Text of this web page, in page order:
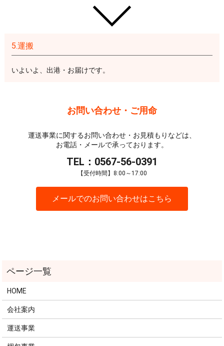
5.運搬
いよいよ、出港・お届けです。
お問い合わせ・ご用命
運送事業に関するお問い合わせ・お見積もりなどは、
お電話・メールで承っております。
TEL：0567-56-0391
【受付時間】8:00～17:00
メールでのお問い合わせはこちら
HOME
会社案内
運送事業